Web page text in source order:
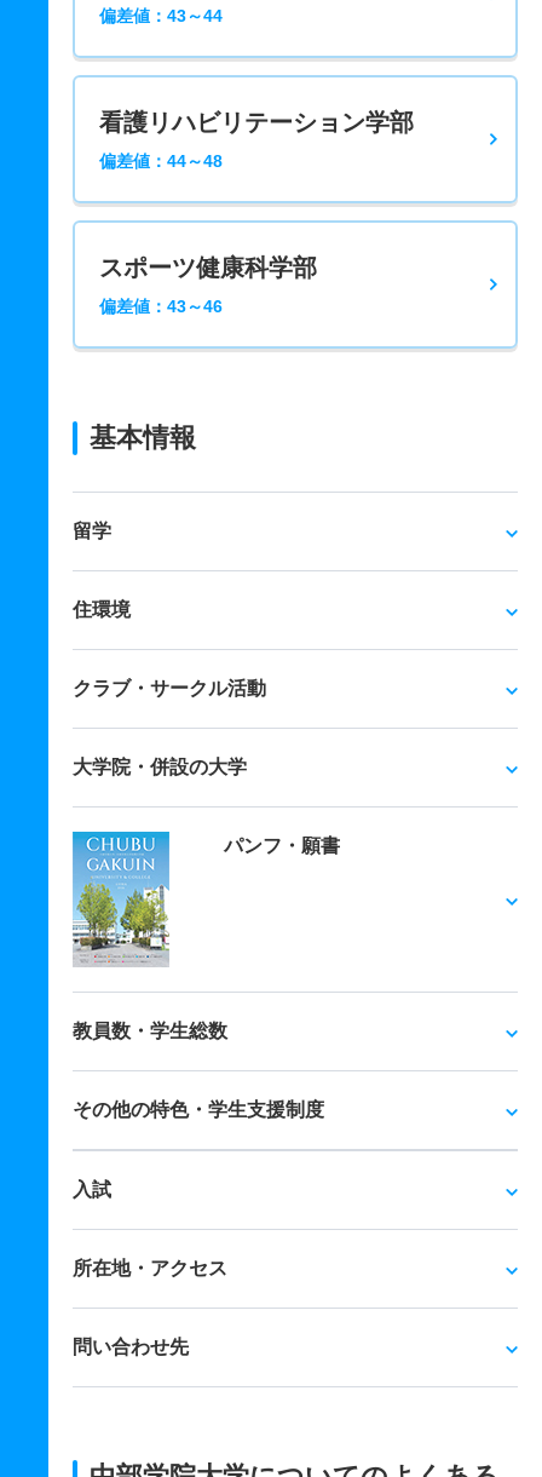
偏差値：43～44
看護リハビリテーション学部
偏差値：44～48
スポーツ健康科学部
偏差値：43～46
基本情報
留学
住環境
クラブ・サークル活動
大学院・併設の大学
パンフ・願書
教員数・学生総数
その他の特色・学生支援制度
入試
所在地・アクセス
問い合わせ先